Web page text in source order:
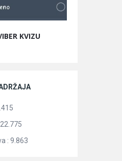
KVIZU
22.775
: 9.863